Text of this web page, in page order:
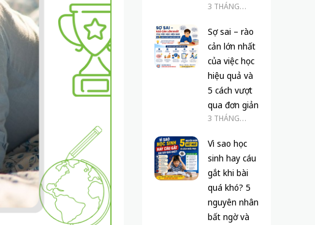
3 THÁNG
Sợ sai – rào
cản lớn nhất
của việc học
hiệu quả và
5 cách vượt
qua đơn giản
3 THÁNG
Vì sao học
sinh hay cáu
gắt khi bài
quá khó? 5
nguyên nhân
bất ngờ và